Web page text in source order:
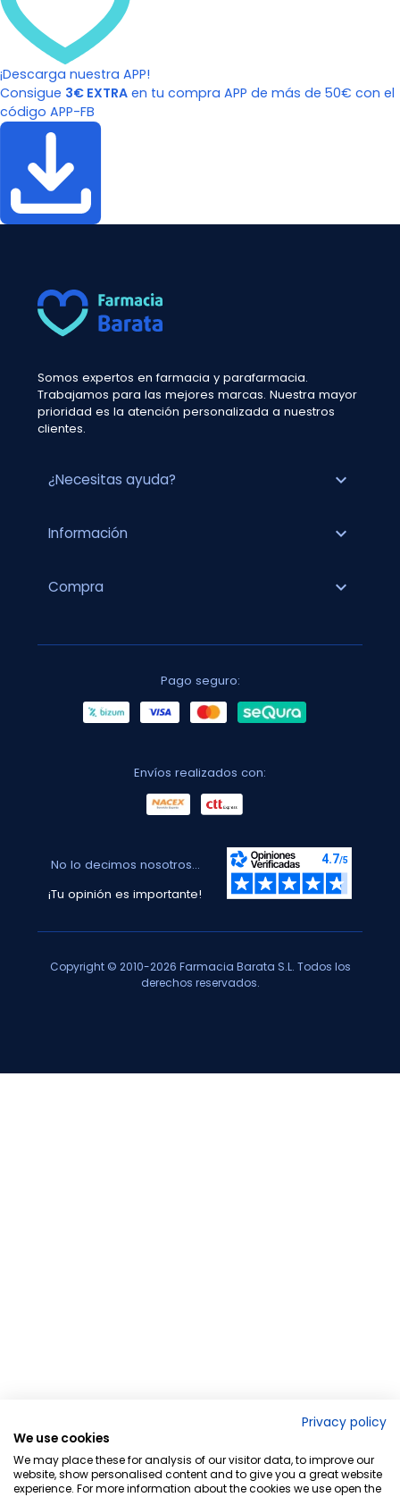
¡Descarga nuestra APP!
Consigue 3€ EXTRA en tu compra APP de más de 50€ con el
código APP-FB
Somos expertos en farmacia y parafarmacia.
Trabajamos para las mejores marcas. Nuestra mayor
prioridad es la atención personalizada a nuestros
clientes.
¿Necesitas ayuda? expand_more
Información expand_more
Compra expand_more
Pago seguro:
Envíos realizados con:
No lo decimos nosotros...
¡Tu opinión es importante!
Copyright © 2010-2026 Farmacia Barata S.L. Todos los
derechos reservados.
Privacy policy
We use cookies
We may place these for analysis of our visitor data, to improve our
website, show personalised content and to give you a great website
experience. For more information about the cookies we use open the